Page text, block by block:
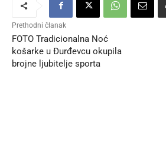
Prethodni članak
FOTO Tradicionalna Noć
košarke u Đurđevcu okupila
brojne ljubitelje sporta